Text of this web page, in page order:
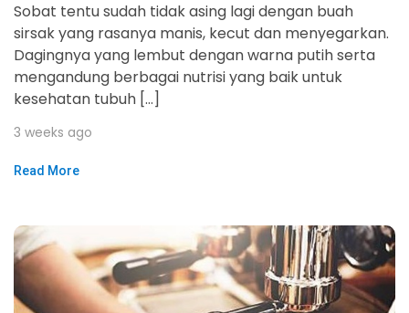
Sobat tentu sudah tidak asing lagi dengan buah
sirsak yang rasanya manis, kecut dan menyegarkan.
Dagingnya yang lembut dengan warna putih serta
mengandung berbagai nutrisi yang baik untuk
kesehatan tubuh […]
3 weeks ago
Read More